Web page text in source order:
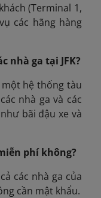
(Terminal 1,
các hãng hàng
nhà ga tại JFK?
một hệ thống tàu
nhà ga và các
bãi đậu xe và
phí không?
các nhà ga của
cần mật khẩu.